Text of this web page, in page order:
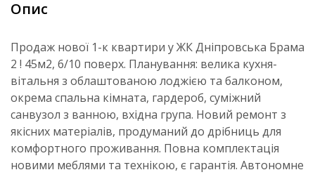
Опис
Продаж нової 1-к квартири у ЖК Дніпровська Брама
2 ! 45м2, 6/10 поверх. Планування: велика кухня-
вітальня з облаштованою лоджією та балконом,
окрема спальна кімната, гардероб, суміжний
санвузол з ванною, вхідна група. Новий ремонт з
якісних матеріалів, продуманий до дрібниць для
комфортного проживання. Повна комплектація
новими меблями та технікою, є гарантія. Автономне